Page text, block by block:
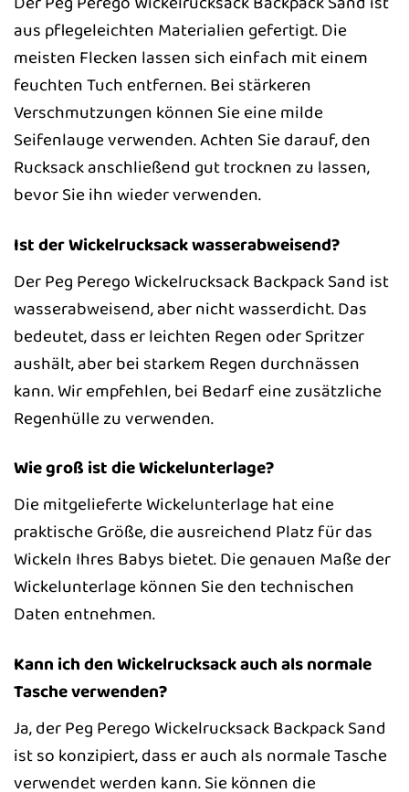
aus pflegeleichten Materialien gefertigt. Die
meisten Flecken lassen sich einfach mit einem
feuchten Tuch entfernen. Bei stärkeren
Verschmutzungen können Sie eine milde
Seifenlauge verwenden. Achten Sie darauf, den
Rucksack anschließend gut trocknen zu lassen,
bevor Sie ihn wieder verwenden.
Ist der Wickelrucksack wasserabweisend?
Der Peg Perego Wickelrucksack Backpack Sand ist
wasserabweisend, aber nicht wasserdicht. Das
bedeutet, dass er leichten Regen oder Spritzer
aushält, aber bei starkem Regen durchnässen
kann. Wir empfehlen, bei Bedarf eine zusätzliche
Regenhülle zu verwenden.
Wie groß ist die Wickelunterlage?
Die mitgelieferte Wickelunterlage hat eine
praktische Größe, die ausreichend Platz für das
Wickeln Ihres Babys bietet. Die genauen Maße der
Wickelunterlage können Sie den technischen
Daten entnehmen.
Kann ich den Wickelrucksack auch als normale
Tasche verwenden?
Ja, der Peg Perego Wickelrucksack Backpack Sand
ist so konzipiert, dass er auch als normale Tasche
verwendet werden kann. Sie können die